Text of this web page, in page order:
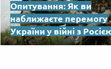
Опитування: Як ви
наближаєте перемогу
України у війні з